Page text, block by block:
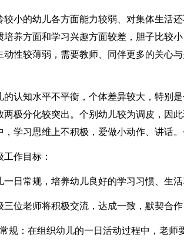
较小的幼儿各方面能力较弱、对集体生活
培养方面和学习兴趣方面较差，胆子比较
动性较薄弱，需要教师、同伴更多的关心
的认知水平不平衡，个体差异较大，特别
两极分化较突出。个别幼儿较为调皮，因
，学习思维上不积极，爱做小动作、讲话
工作目标：
一日常规，培养幼儿良好的学习习惯、生活
三位老师将积极交流，达成一致，默契合作
规：在组织幼儿的一日活动过程中，老